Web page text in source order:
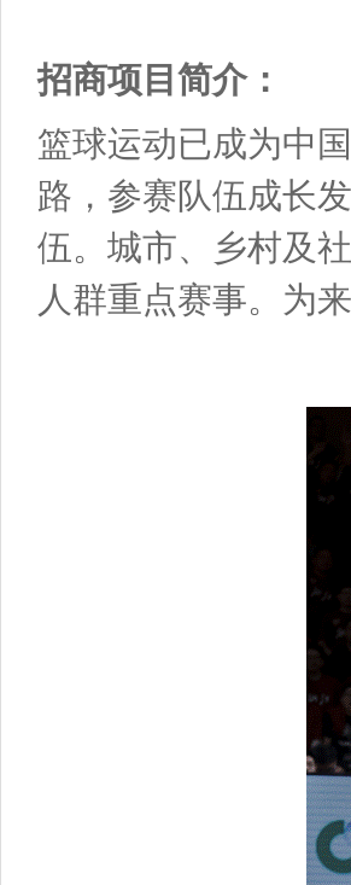
招商项目简介：
篮球运动已成为中
路，参赛队伍成长
伍。城市、乡村及
人群重点赛事。为